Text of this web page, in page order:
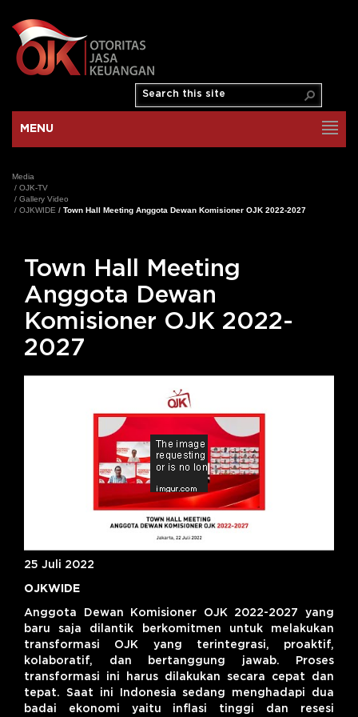
MENU
Media
/ OJK-TV
/ Gallery Video
/ OJKWIDE / Town Hall Meeting Anggota Dewan Komisioner OJK 2022-2027
Town Hall Meeting
Anggota Dewan
Komisioner OJK 2022-
2027
25 Juli 2022
OJKWIDE
​Anggota Dewan Komisioner OJK 2022-2027 yang
baru saja dilantik berkomitmen untuk melakukan
transformasi OJK yang terintegrasi, proaktif,
kolaboratif, dan bertanggung jawab. Proses
transformasi ini harus dilakukan secara cepat dan
tepat. Saat ini Indonesia sedang menghadapi dua
badai ekonomi yaitu inflasi tinggi dan resesi